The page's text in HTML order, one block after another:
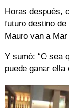
Horas después,
futuro destino de
Mauro van a
Y sumó: “O sea
puede ganar ella